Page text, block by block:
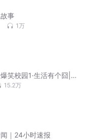
事
1万
笑校园1·生活有个囧|小
故事
15.2万
｜24小时速报